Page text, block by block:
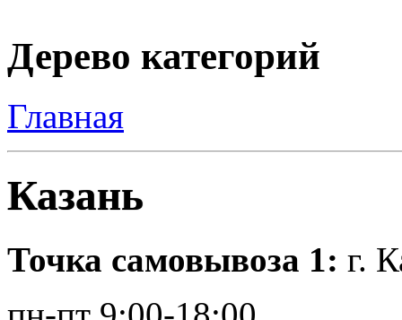
Дерево категорий
Главная
Казань
Точка самовывоза 1: г.